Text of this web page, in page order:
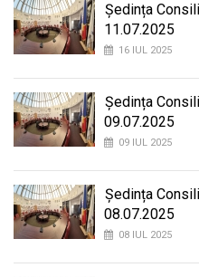
Ședința
11.07.2025
16 IUL 2025
Ședința
09.07.2025
09 IUL 2025
Ședința
08.07.2025
08 IUL 2025